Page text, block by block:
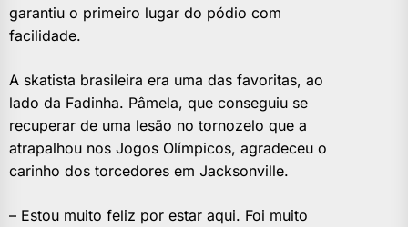
garantiu o primeiro lugar do pódio com
facilidade.
A skatista brasileira era uma das favoritas, ao
lado da Fadinha. Pâmela, que conseguiu se
recuperar de uma lesão no tornozelo que a
atrapalhou nos Jogos Olímpicos, agradeceu o
carinho dos torcedores em Jacksonville.
– Estou muito feliz por estar aqui. Foi muito